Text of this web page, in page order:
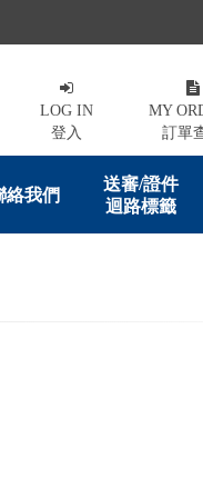
LOG IN
登入
MY
訂單
絡我們
送審/證件
迴路標籤